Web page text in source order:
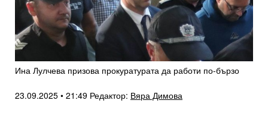
Ина Лулчева призова прокуратурата да работи по-бързо
23.09.2025 • 21:49 Редактор: Вяра Димова